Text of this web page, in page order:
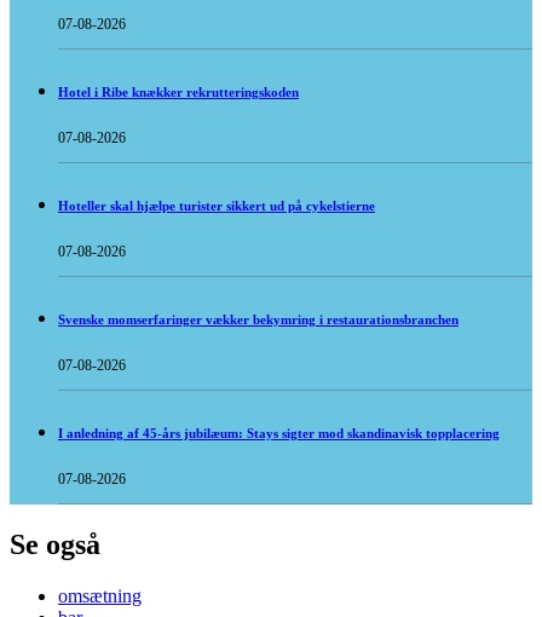
07-08-2026
Hotel i Ribe knækker rekrutteringskoden
07-08-2026
Hoteller skal hjælpe turister sikkert ud på cykelstierne
07-08-2026
Svenske momserfaringer vækker bekymring i restaurationsbranchen
07-08-2026
I anledning af 45-års jubilæum: Stays sigter mod skandinavisk topplacering
07-08-2026
Se også
omsætning